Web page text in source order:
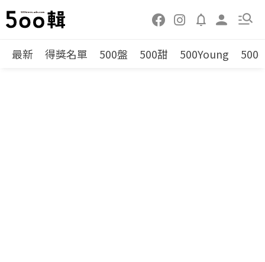
最新 得獎名單 500盤 500甜 500Young 500